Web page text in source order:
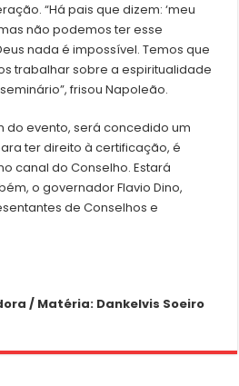
“Há pais que dizem: ‘meu
não podemos ter esse
nada é impossível. Temos que
trabalhar sobre a espiritualidade
frisou Napoleão.
do evento, será concedido um
ter direito à certificação, é
canal do Conselho. Estará
o governador Flavio Dino,
de Conselhos e
/ Matéria: Dankelvis Soeiro